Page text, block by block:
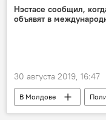
Нэстасе сообщил,
объявят в
30 августа 2019, 16:47
В Молдове
Политика
В